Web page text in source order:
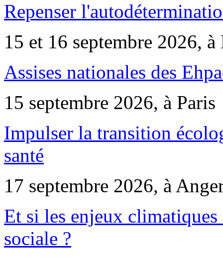
Repenser
15 et 16 septembre 2026, à
Assises nationales des
15 septembre 2026, à Paris
Impulser la transition
santé
17 septembre 2026, à
Et si les enjeux
sociale ?